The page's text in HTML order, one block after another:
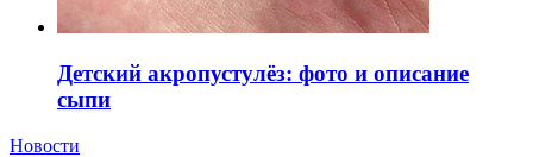
Детский акропустулёз: фото и описание
сыпи
Новости